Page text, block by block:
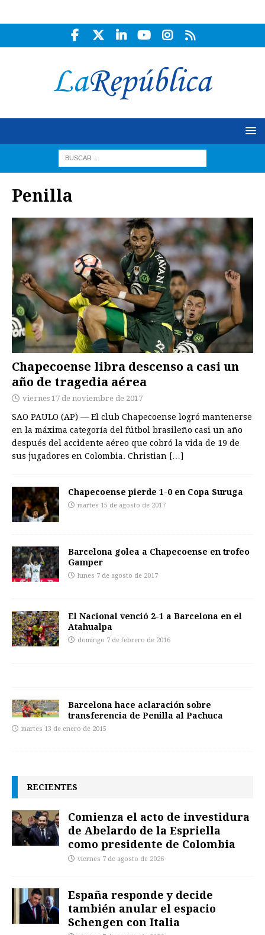
Penilla
Chapecoense libra descenso a casi un
año de tragedia aérea
viernes 17 de noviembre de 2017
SAO PAULO (AP) — El club Chapecoense logró mantenerse
en la máxima categoría del fútbol brasileño casi un año
después del accidente aéreo que cobró la vida de 19 de
sus jugadores en Colombia. Christian […]
Chapecoense pierde 1-0 en Copa Suruga
martes 15 de agosto de 2017
Barcelona golea a Chapecoense en trofeo
Gamper
lunes 7 de agosto de 2017
El Nacional venció 2-1 a Barcelona en el
Atahualpa
domingo 7 de febrero de 2016
Barcelona hace aclaración sobre
transferencia de Penilla al Pachuca
martes 13 de enero de 2015
RECIENTES
Comienza el acto de investidura
de Abelardo de la Espriella
como presidente de Colombia
viernes 7 de agosto de 2026
España responde y decide
también anular el espacio
Schengen con Italia